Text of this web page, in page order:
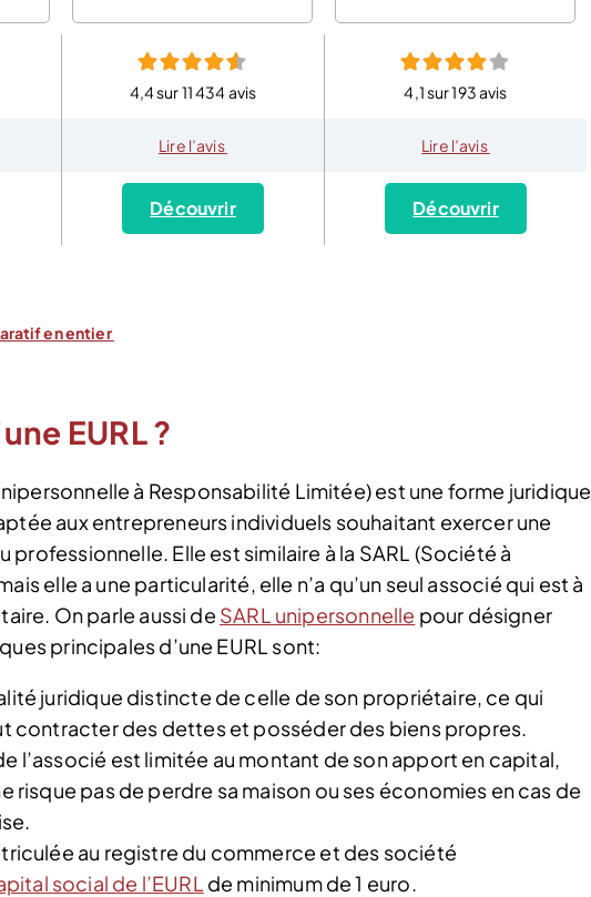
4,4 sur 11 434 avis
Lire l’avis
Découvrir
4,1 sur 193 avis
Lire l’avis
Découvrir
en entier
EURL ?
à Responsabilité Limitée) est une forme juridique
aux entrepreneurs individuels souhaitant exercer une
Elle est similaire à la SARL (Société à
elle a une particularité, elle n’a qu’un seul associé qui est à
On parle aussi de SARL unipersonnelle pour désigner
principales d’une EURL sont:
juridique distincte de celle de son propriétaire, ce qui
contracter des dettes et posséder des biens propres.
l’associé est limitée au montant de son apport en capital,
risque pas de perdre sa maison ou ses économies en cas de
au registre du commerce et des société
social de l’EURL de minimum de 1 euro.